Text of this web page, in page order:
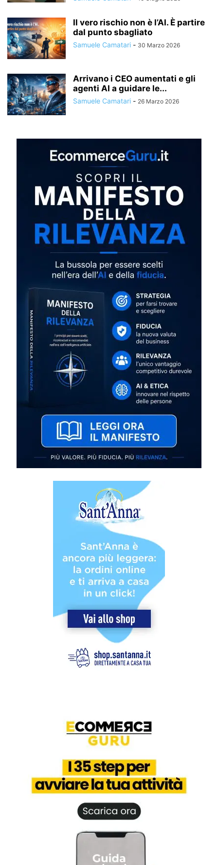
Il vero rischio non è l’AI. È partire
dal punto sbagliato
Samuele Camatari - 30 Marzo 2026
Arrivano i CEO aumentati e gli
agenti AI a guidare le...
Samuele Camatari - 26 Marzo 2026